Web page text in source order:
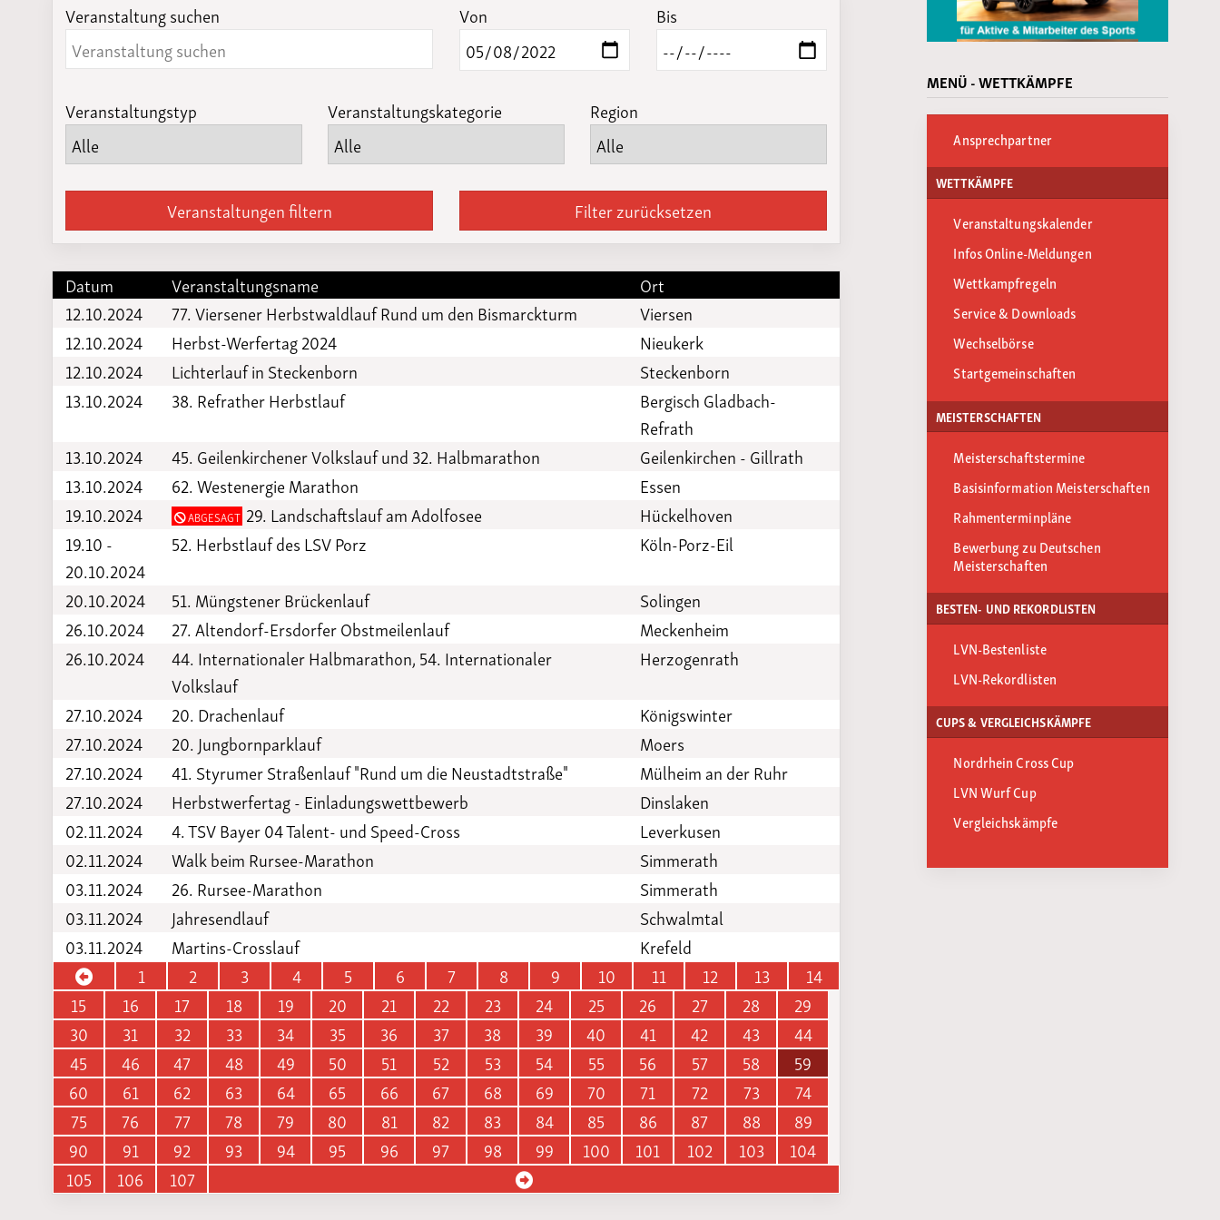
LSB-
Schutzkonzeptgenerator
Laufveranstaltertagungen
2023
Veranstaltung suchen Von Bis
Veranstaltungstyp Veranstaltungskategorie Region
Veranstaltungen filtern Filter zurücksetzen
Datum Veranstaltungsname
Ort
12.10.2024
77. Viersener Herbstwaldlauf Rund um den Bismarckturm
Viersen
12.10.2024
Herbst-Werfertag 2024
Nieukerk
12.10.2024
Lichterlauf in Steckenborn
Steckenborn
13.10.2024
38. Refrather Herbstlauf
Bergisch Gladbach-
Refrath
13.10.2024
45. Geilenkirchener Volkslauf und 32. Halbmarathon
Geilenkirchen - Gillrath
13.10.2024
62. Westenergie Marathon
Essen
19.10.2024
ABGESAGT 29. Landschaftslauf am Adolfosee
Hückelhoven
19.10 -
20.10.2024
52. Herbstlauf des LSV Porz
Köln-Porz-Eil
20.10.2024
51. Müngstener Brückenlauf
Solingen
26.10.2024
27. Altendorf-Ersdorfer Obstmeilenlauf
Meckenheim
26.10.2024
44. Internationaler Halbmarathon, 54. Internationaler
Volkslauf
Herzogenrath
27.10.2024
20. Drachenlauf
Königswinter
27.10.2024
20. Jungbornparklauf
Moers
27.10.2024
41. Styrumer Straßenlauf "Rund um die Neustadtstraße"
Mülheim an der Ruhr
27.10.2024
Herbstwerfertag - Einladungswettbewerb
Dinslaken
02.11.2024
4. TSV Bayer 04 Talent- und Speed-Cross
Leverkusen
02.11.2024
Walk beim Rursee-Marathon
Simmerath
03.11.2024
26. Rursee-Marathon
Simmerath
03.11.2024
Jahresendlauf
Schwalmtal
03.11.2024
Martins-Crosslauf
Krefeld
1
2 3 4 5 6 7 8 9 10 11 12 13
14
15
16 17 18 19 20 21 22 23 24 25 26 27 28
29
30
31 32 33 34 35 36 37 38 39 40 41 42 43
44
45
46 47 48 49 50 51 52 53 54 55 56 57 58
59
60
61 62 63 64 65 66 67 68 69 70 71 72 73
74
75
76 77 78 79 80 81 82 83 84 85 86 87 88
89
90
91 92 93 94 95 96 97 98 99 100 101 102 103
104
105
106
107
MENÜ - WETTKÄMPFE
Ansprechpartner
WETTKÄMPFE
Veranstaltungskalender
Infos Online-Meldungen
Wettkampfregeln
Service & Downloads
Wechselbörse
Startgemeinschaften
MEISTERSCHAFTEN
Meisterschaftstermine
Basisinformation Meisterschaften
Rahmenterminpläne
Bewerbung zu Deutschen
Meisterschaften
BESTEN- UND REKORDLISTEN
LVN-Bestenliste
LVN-Rekordlisten
CUPS & VERGLEICHSKÄMPFE
Nordrhein Cross Cup
LVN Wurf Cup
Vergleichskämpfe